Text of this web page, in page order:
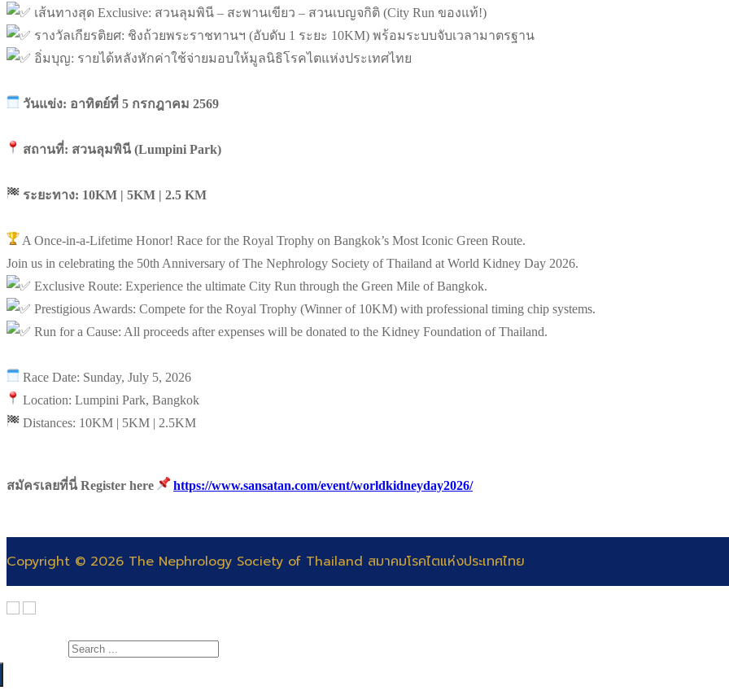
เส้นทางสุด Exclusive: สวนลุมพินี – สะพานเขียว – สวนเบญจกิติ (City Run ของแท้!)
รางวัลเกียรติยศ: ชิงถ้วยพระราชทานฯ (อับดับ 1 ระยะ 10KM) พร้อมระบบจับเวลามาตรฐาน
อิ่มบุญ: รายได้หลังหักค่าใช้จ่ายมอบให้มูลนิธิโรคไตแห่งประเทศไทย
วันแข่ง: อาทิตย์ที่ 5 กรกฎาคม 2569
สถานที่: สวนลุมพินี (Lumpini Park)
ระยะทาง: 10KM | 5KM | 2.5 KM
A Once-in-a-Lifetime Honor! Race for the Royal Trophy on Bangkok’s Most Iconic Green Route.
Join us in celebrating the 50th Anniversary of The Nephrology Society of Thailand at World Kidney Day 2026.
Exclusive Route: Experience the ultimate City Run through the Green Mile of Bangkok.
Prestigious Awards: Compete for the Royal Trophy (Winner of 10KM) with professional timing chip systems.
Run for a Cause: All proceeds after expenses will be donated to the Kidney Foundation of Thailand.
Race Date: Sunday, July 5, 2026
Location: Lumpini Park, Bangkok
Distances: 10KM | 5KM | 2.5KM
สมัครเลยที่นี่ Register here https://www.sansatan.com/event/worldkidneyday2026/
Copyright © 2026 The Nephrology Society of Thailand สมาคมโรคไตแห่งประเทศไทย